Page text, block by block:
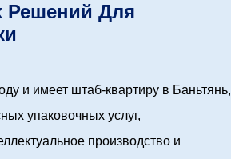
Решений Для
и имеет штаб-квартиру в Баньтянь,
упаковочных услуг,
производство и